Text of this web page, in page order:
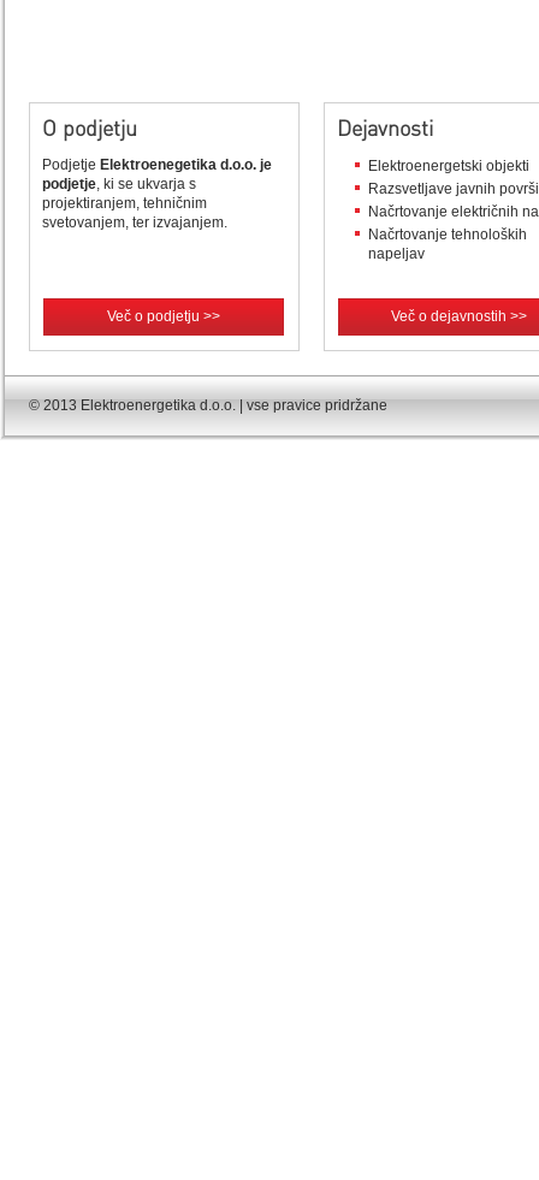
O podjetju
Podjetje Elektroenegetika d.o.o. je
podjetje, ki se ukvarja s
projektiranjem, tehničnim
svetovanjem, ter izvajanjem.
Več o podjetju >>
Dejavnosti
Elektroenergetski objekti
Razsvetljave javnih
Načrtovanje električnih
Načrtovanje tehnoloških
napeljav
Več o dejavnostih >>
© 2013 Elektroenergetika d.o.o. | vse pravice pridržane